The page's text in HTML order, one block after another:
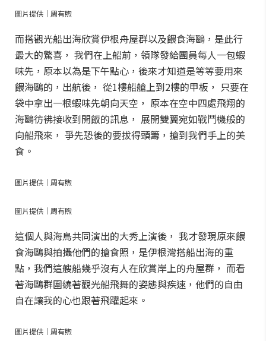
圖片提供｜周有煦
而搭觀光船出海欣賞伊根舟屋群以及餵食海鷗，是此行
最大的驚喜， 我們在上船前，領隊發給團員每人一包蝦
味先，原本以為是下午點心，後來才知道是等等要用來
餵海鷗的，出航後， 從1樓船艙上到2樓的甲板， 只要在
袋中拿出一根蝦味先朝向天空， 原本在空中四處飛翔的
海鷗彷彿接收到開飯的訊息， 展開雙翼宛如戰鬥機般的
向船飛來， 爭先恐後的要拔得頭籌，搶到我們手上的美
食。
圖片提供｜周有煦
圖片提供｜周有煦
這個人與海鳥共同演出的大秀上演後， 我才發現原來餵
食海鷗與拍攝他們的搶食照，是伊根灣搭船出海的重
點，我們這艘船幾乎沒有人在欣賞岸上的舟屋群， 而看
著海鷗群圍繞著觀光船飛舞的姿態與疾速，他們的自由
自在讓我的心也跟著飛躍起來。
圖片提供｜周有煦